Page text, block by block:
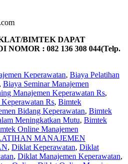
BIMTEK DAPAT
: 082 136 308 044(Telp.
Keperawatan, Biaya Pelatihan
, Biaya Seminar Manajemen
Manajemen Keperawatan Rs,
Rs, Bimtek
Bidang Keperawatan, Bimtek
Meningkatkan Mutu, Bimtek
Online Manajemen
MANAJEMEN
, Diklat Keperawatan, Diklat
, Diklat Manajemen Keperawatan,